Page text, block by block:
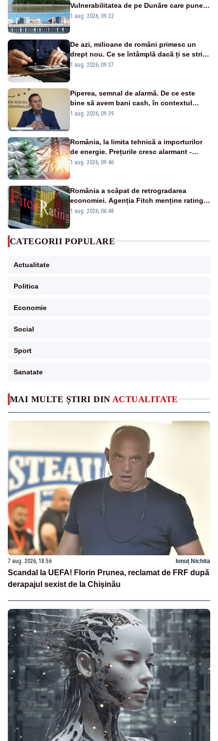
MAI MULTE ȘTIRI DIN ACTUALITATE
7 aug. 2026, 18:56 Ionuț Nichita
Scandal la UEFA! Florin Prunea, reclamat de FRF după
derapajul sexist de la Chișinău
Vulnerabilitatea de pe Dunăre care pune
în pericol Centrala Cernavodă era
1 aug. 2026, 09:32
De azi, milioane de români primesc un
drept nou. Ce se întâmplă dacă ți se strică
un produs
1 aug. 2026, 09:37
Piperea, semnal de alarmă. De ce este
bine să avem bani cash, în contextul
alertei energetice?
1 aug. 2026, 09:39
România, la limita tehnică a importurilor
de energie. Prețurile cresc alarmant -
Analiză Realitatea Plus
1 aug. 2026, 09:46
România a scăpat de retrogradarea
economiei. Agenția Fitch menține ratingul
„BBB-” cu perspectivă negativă
1 aug. 2026, 06:48
CATEGORII POPULARE
Actualitate
Politica
Economie
Social
Sport
Sanatate